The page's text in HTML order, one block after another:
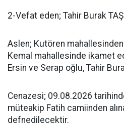
2-Vefat eden; Tahir Burak TAŞ
Aslen; Kutören mahallesinden
Kemal mahallesinde ikamet
Ersin ve Serap oğlu, Tahir
Cenazesi; 09.08.2026
müteakip Fatih camiinden
defnedilecektir.